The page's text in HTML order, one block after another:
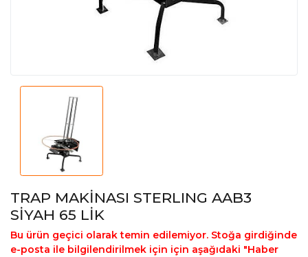
TRAP MAKİNASI STERLING AAB3
SİYAH 65 LİK
Bu ürün geçici olarak temin edilemiyor. Stoğa girdiğinde
e-posta ile bilgilendirilmek için için aşağıdaki "Haber